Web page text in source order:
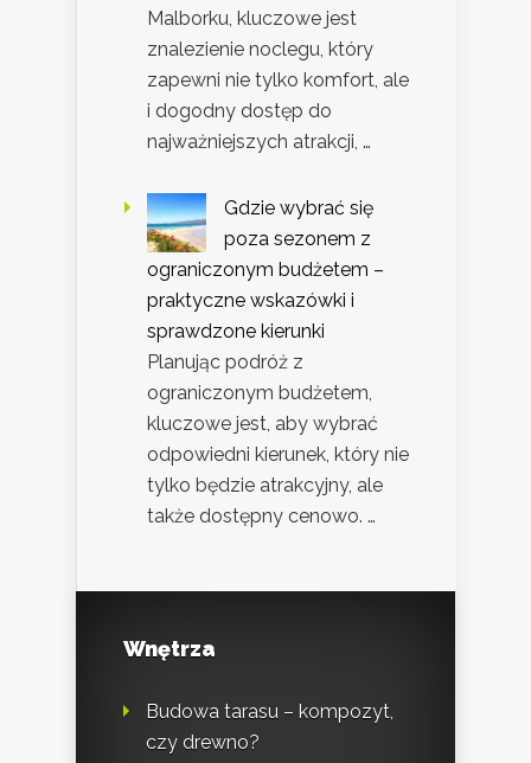
Malborku, kluczowe jest
znalezienie noclegu, który
zapewni nie tylko komfort, ale
i dogodny dostęp do
najważniejszych atrakcji, …
Gdzie wybrać się
poza sezonem z
ograniczonym budżetem –
praktyczne wskazówki i
sprawdzone kierunki
Planując podróż z
ograniczonym budżetem,
kluczowe jest, aby wybrać
odpowiedni kierunek, który nie
tylko będzie atrakcyjny, ale
także dostępny cenowo. …
Wnętrza
Budowa tarasu – kompozyt,
czy drewno?